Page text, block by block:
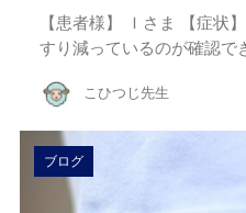
【患者様】 Ｉさま 【症状
すり減っているのが確認で
リニック独自の配合と投与
こひつじ先生
ブログ